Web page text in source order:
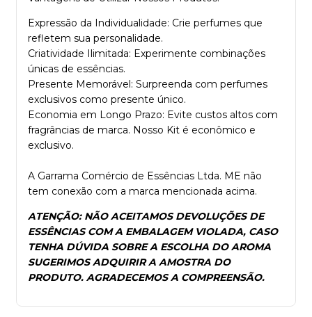
Expressão da Individualidade: Crie perfumes que
refletem sua personalidade.
Criatividade Ilimitada: Experimente combinações
únicas de essências.
Presente Memorável: Surpreenda com perfumes
exclusivos como presente único.
Economia em Longo Prazo: Evite custos altos com
fragrâncias de marca. Nosso Kit é econômico e
exclusivo.
A Garrama Comércio de Essências Ltda. ME não
tem conexão com a marca mencionada acima.
ATENÇÃO: NÃO ACEITAMOS DEVOLUÇÕES DE
ESSÊNCIAS COM A EMBALAGEM VIOLADA, CASO
TENHA DÚVIDA SOBRE A ESCOLHA DO AROMA
SUGERIMOS ADQUIRIR A AMOSTRA DO
PRODUTO. AGRADECEMOS A COMPREENSÃO.